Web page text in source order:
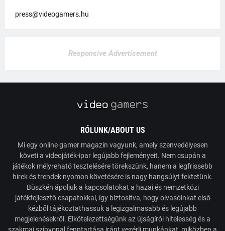
press@videogamers.hu
Responsive Advertisement
RÓLUNK/ABOUT US
Mi egy online gamer magazin vagyunk, amely szenvedélyesen
követi a videojáték-ipar legújabb fejleményeit. Nem csupán a
játékok mélyreható tesztelésére törekszünk, hanem a legfrissebb
hírek és trendek nyomon követésére is nagy hangsúlyt fektetünk.
Büszkén ápoljuk a kapcsolatokat a hazai és nemzetközi
játékfejlesztő csapatokkal, így biztosítva, hogy olvasóinkat első
kézből tájékoztathassuk a legizgalmasabb és legújabb
megjelenésekről. Elkötelezettségünk az újságírói hitelesség és a
szakmai színvonal fenntartása iránt vezérli munkánkat, miközben a